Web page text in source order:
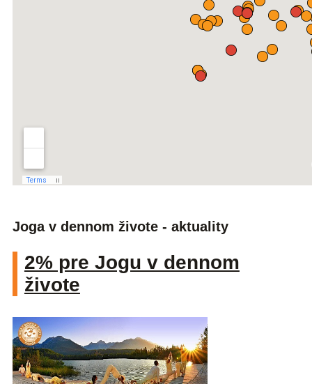
Joga v dennom živote - aktuality
2% pre Jogu v dennom
živote